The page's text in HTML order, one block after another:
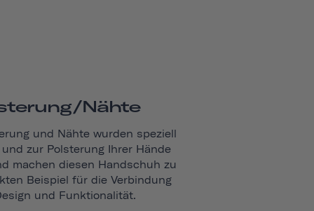
Nähte
und Nähte wurden speziell
zur Polsterung Ihrer Hände
machen diesen Handschuh zu
Beispiel für die Verbindung
und Funktionalität.